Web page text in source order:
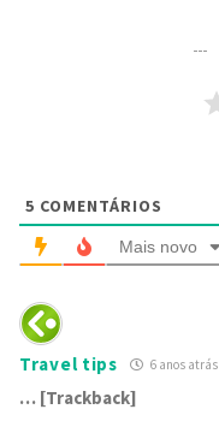
5 COMENTÁRIOS
Mais novo
Travel tips 6 anos atrás
… [Trackback]